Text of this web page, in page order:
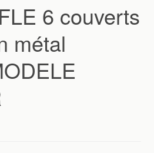
6 couverts
métal